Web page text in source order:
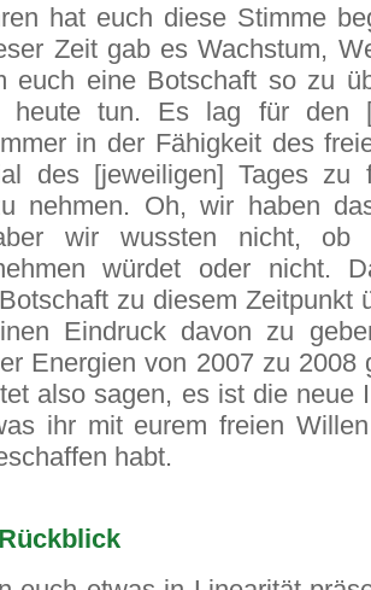
hat euch diese Stimme
Zeit gab es Wachstum,
euch eine Botschaft so zu
tun. Es lag für den
in der Fähigkeit des
des [jeweiligen] Tages zu
nehmen. Oh, wir haben
wir wussten nicht,
würdet oder nicht.
zu diesem Zeitpunkt
Eindruck davon zu
Energien von 2007 zu 2008
also sagen, es ist die neue
ihr mit eurem freien
habt.